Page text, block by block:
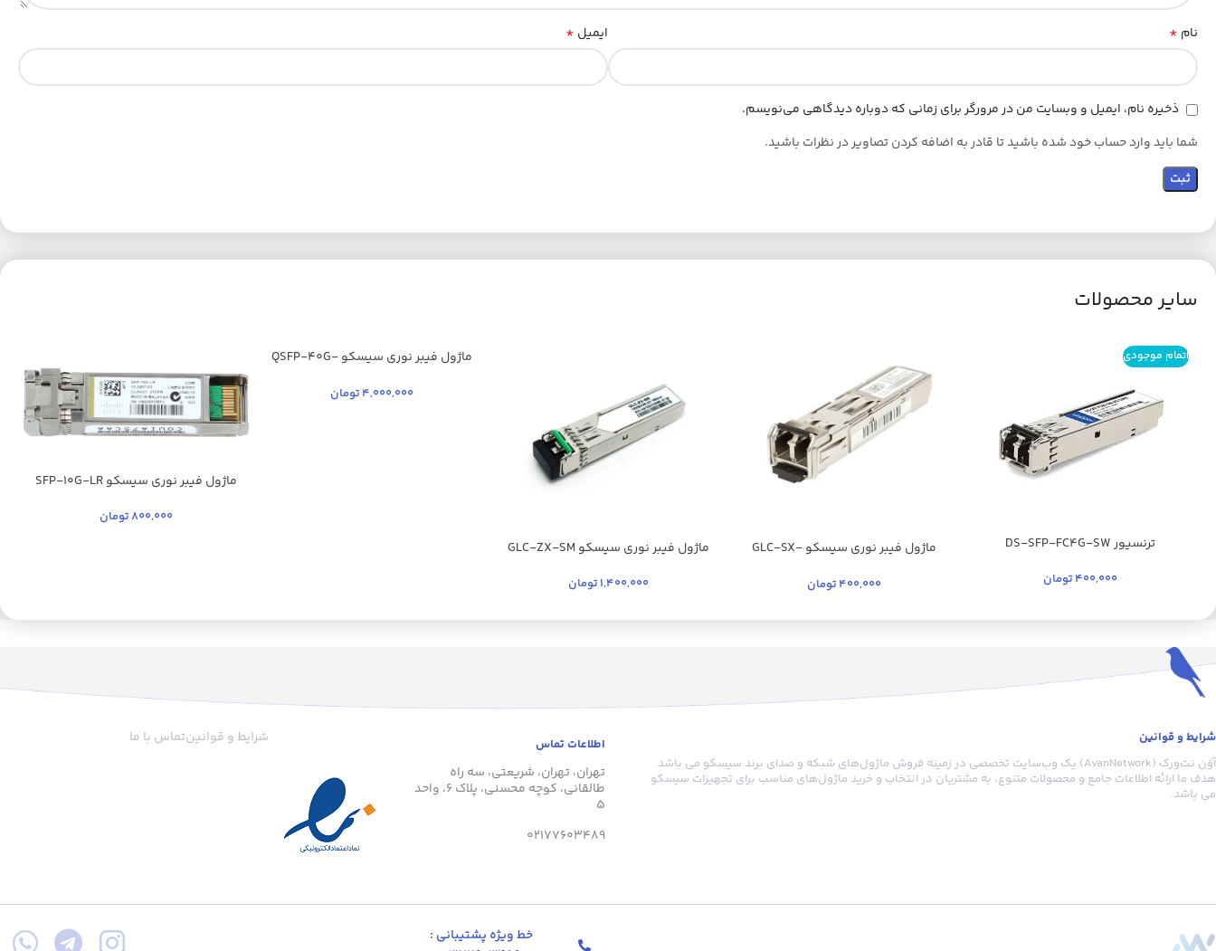
نام * ایمیل *
ذخیره نام، ایمیل و وبسایت من در مرورگر برای زمانی که دوباره دیدگاهی می‌نویسم.
شما باید وارد حساب خود شده باشید تا قادر به اضافه کردن تصاویر در نظرات باشید.
سایر محصولات
اتمام موجودی
ترنسیور DS-SFP-FC4G-SW
400,000 تومان
ماژول فیبر نوری سیسکو GLC-SX-
400,000 تومان
ماژول فیبر نوری سیسکو GLC-ZX-SM
1,400,000تومان
ماژول فیبر نوری سیسکو QSFP-40G-
4,000,000 تومان
ماژول فیبر نوری سیسکو SFP-10G-LR
800,000تومان
شرایط و قوانین
آوَن نت‌ورک (AvanNetwork) یک وب‌سایت تخصصی در زمینه فروش ماژول‌های شبکه و صدای برند سیسکو می باشد.
هدف ما ارائه اطلاعات جامع و محصولات متنوع، به مشتریان در انتخاب و خرید ماژول‌های مناسب برای تجهیزات سیسکو
می باشد.
اطلاعات تماس
تهران، تهران، شریعتی، سه راه
طالقانی، کوچه محسنی، پلاک 6، واحد
5
02177603489
شرایط و قوانینتماس با ما
خط ویژه پشتیبانی :